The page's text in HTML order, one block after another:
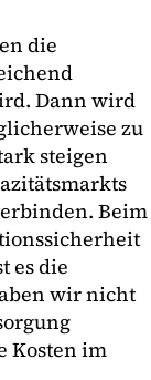
die
Dann wird
zu
steigen
Beim
es die
wir nicht
Kosten im